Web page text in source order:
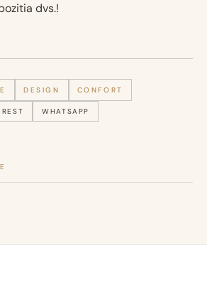
dvs.!
DESIGN CONFORT
WHATSAPP